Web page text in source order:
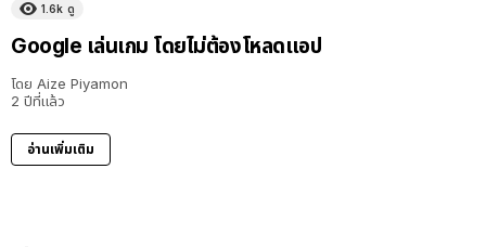
1.6k ดู
Google เล่นเกม โดยไม่ต้องโหลดแอป
โดย Aize Piyamon
2 ปีที่แล้ว
อ่านเพิ่มเติม